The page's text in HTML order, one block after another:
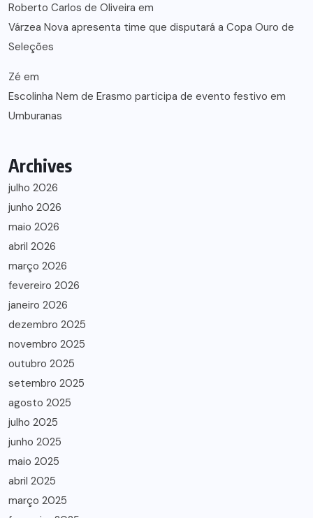
Roberto Carlos de Oliveira em
Várzea Nova apresenta time que disputará a Copa Ouro de
Seleções
Zé em
Escolinha Nem de Erasmo participa de evento festivo em
Umburanas
Archives
julho 2026
junho 2026
maio 2026
abril 2026
março 2026
fevereiro 2026
janeiro 2026
dezembro 2025
novembro 2025
outubro 2025
setembro 2025
agosto 2025
julho 2025
junho 2025
maio 2025
abril 2025
março 2025